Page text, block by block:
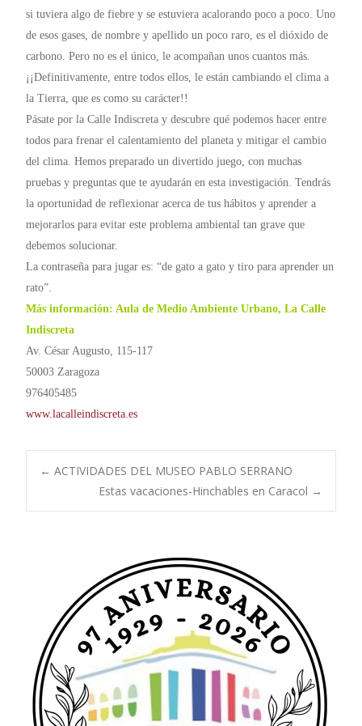
si tuviera algo de fiebre y se estuviera acalorando poco a poco. Uno
de esos gases, de nombre y apellido un poco raro, es el dióxido de
carbono. Pero no es el único, le acompañan unos cuantos más.
¡¡Definitivamente, entre todos ellos, le están cambiando el clima a
la Tierra, que es como su carácter!!
Pásate por la Calle Indiscreta y descubre qué podemos hacer entre
todos para frenar el calentamiento del planeta y mitigar el cambio
del clima. Hemos preparado un divertido juego, con muchas
pruebas y preguntas que te ayudarán en esta investigación. Tendrás
la oportunidad de reflexionar acerca de tus hábitos y aprender a
mejorarlos para evitar este problema ambiental tan grave que
debemos solucionar.
La contraseña para jugar es: “de gato a gato y tiro para aprender un
rato”.
Más información: Aula de Medio Ambiente Urbano, La Calle
Indiscreta
Av. César Augusto, 115-117
50003 Zaragoza
976405485
www.lacalleindiscreta.es
Navegación
entradas
← ACTIVIDADES DEL MUSEO PABLO SERRANO
Estas vacaciones-Hinchables en Caracol →